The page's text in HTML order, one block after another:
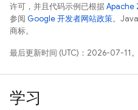
许可，并且代码示例已根据Apache
参阅 Google 开发者网站政策。
商标。
最后更新时间 (UTC)：2026-07-11。
学习